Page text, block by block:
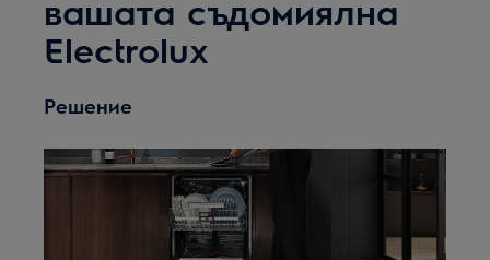
вашата съдомиялна
Electrolux
Решение